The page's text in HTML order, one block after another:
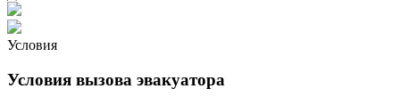
Условия
Условия вызова эвакуатора